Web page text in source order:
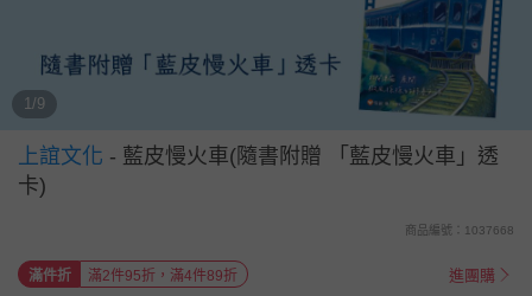
1/9
上誼文化 - 藍皮慢火車(隨書附贈 「藍皮慢火車」透
卡)
商品編號：1037668
滿件折 滿2件95折，滿4件89折 進團購